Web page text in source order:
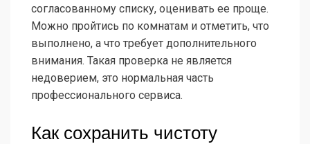
согласованному списку, оценивать ее проще.
Можно пройтись по комнатам и отметить, что
выполнено, а что требует дополнительного
внимания. Такая проверка не является
недоверием, это нормальная часть
профессионального сервиса.
Как сохранить чистоту